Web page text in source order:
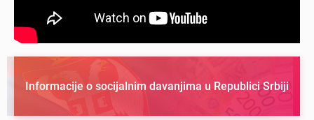
Informacije o socijalnim davanjima u Republici Srbiji